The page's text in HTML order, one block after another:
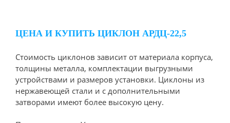
ЦЕНА И КУПИТЬ ЦИКЛОН АРДЦ-22,5
Стоимость циклонов зависит от материала корпуса,
толщины металла, комплектации выгрузными
устройствами и размеров установки. Циклоны из
нержавеющей стали и с дополнительными
затворами имеют более высокую цену.